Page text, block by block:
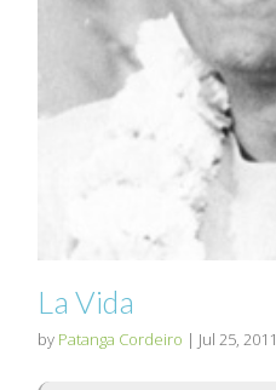
La Vida
by Patanga Cordeiro | Jul 25, 2011